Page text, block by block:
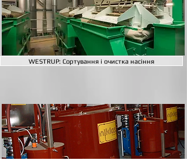
WESTRUP: Сортування і очистка насіння